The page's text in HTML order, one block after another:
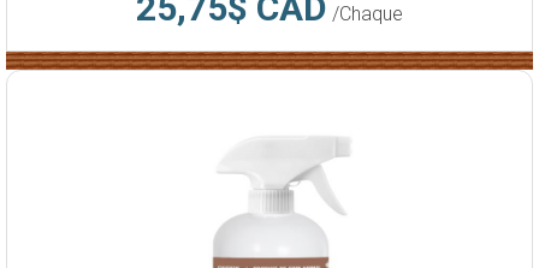
/Chaque